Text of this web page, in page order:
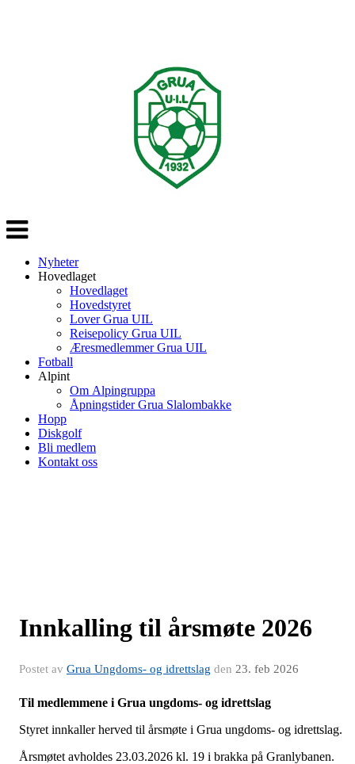
Veksle
navigasjon
Nyheter
Hovedlaget
Hovedlaget
Hovedstyret
Lover Grua UIL
Reisepolicy Grua UIL
Æresmedlemmer Grua UIL
Fotball
Alpint
Om Alpingruppa
Åpningstider Grua Slalombakke
Hopp
Diskgolf
Bli medlem
Kontakt oss
Innkalling til årsmøte 2026
Postet av Grua Ungdoms- og idrettslag den 23. feb 2026
Til medlemmene i Grua ungdoms- og idrettslag
Styret innkaller herved til årsmøte i Grua ungdoms- og idrettslag.
Årsmøtet avholdes 23.03.2026 kl. 19 i brakka på Granlybanen.